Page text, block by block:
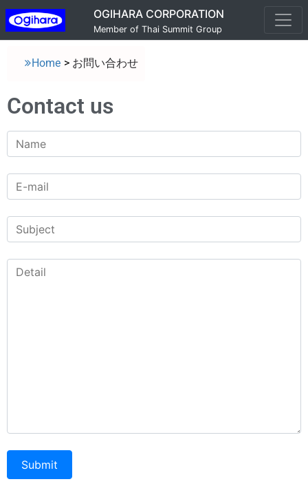
OGIHARA CORPORATION
Member of Thai Summit Group
Home > お問い合わせ
Contact us